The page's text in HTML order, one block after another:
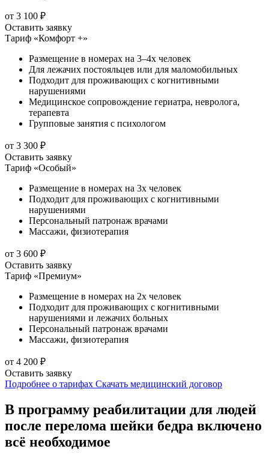
от 3 100 ₽
Оставить заявку
Тариф «Комфорт +»
Размещение в номерах на 3–4х человек
Для лежачих постояльцев или для маломобильных
Подходит для проживающих с когнитивными
нарушениями
Медицинское сопровождение гериатра, невролога,
терапевта
Групповые занятия с психологом
от 3 300 ₽
Оставить заявку
Тариф «Особый»
Размещение в номерах на 3х человек
Подходит для проживающих с когнитивными
нарушениями
Персональный патронаж врачами
Массажи, физиотерапия
от 3 600 ₽
Оставить заявку
Тариф «Премиум»
Размещение в номерах на 2х человек
Подходит для проживающих с когнитивными
нарушениями и лежачих больных
Персональный патронаж врачами
Массажи, физиотерапия
от 4 200 ₽
Оставить заявку
Подробнее о тарифах Скачать медицинский договор
В программу реабилитации для людей
после перелома шейки бедра включено
всё необходимое